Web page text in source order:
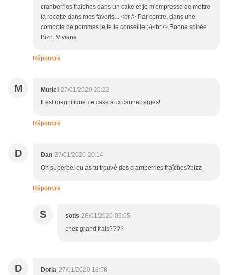
cranberries fraîches dans un cake et je m'empresse de mettre
la recette dans mes favoris... <br /> Par contre, dans une
compote de pommes je te le conseille ;-)<br /> Bonne soirée.
Bizh. Viviane
Répondre
M Muriel 27/01/2020 20:22
Il est magnifique ce cake aux canneberges!
Répondre
D Dan 27/01/2020 20:14
Oh superbe! ou as tu trouvé des cramberries fraîches?bizz
Répondre
S sotis 28/01/2020 05:05
chez grand frais????
D Doria 27/01/2020 18:58